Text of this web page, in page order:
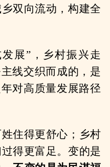
双向流动，构建全
展”，乡村振兴走
线交织而成的，是
对高质量发展路径
住得更舒心；乡村
得更富足。变的是